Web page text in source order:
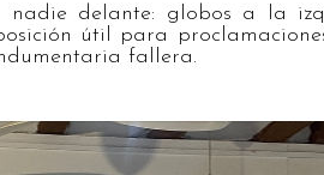
nadie delante: globos a la
útil para
fallera.